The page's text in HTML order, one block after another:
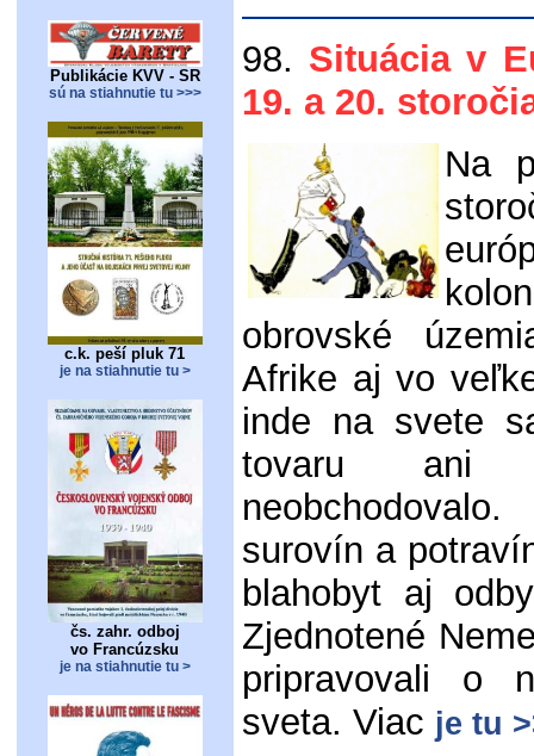
Publikácie KVV - SR
sú na stiahnutie tu >>>
c.k. peší pluk 71
je na stiahnutie tu >
čs. zahr. odboj
vo Francúzsku
je na stiahnutie tu >
98. Situácia v
19. a 20.
Na
obrovské
Afrike aj vo
inde na svete
tovaru ani
surovín a
blahobyt aj
Zjednotené
pripravovali o
sveta. Viac je tu